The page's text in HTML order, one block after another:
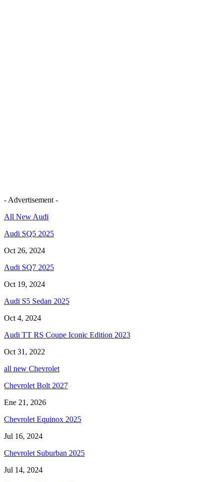
- Advertisement -
All New Audi
Audi SQ5 2025
Oct 26, 2024
Audi SQ7 2025
Oct 19, 2024
Audi S5 Sedan 2025
Oct 4, 2024
Audi TT RS Coupe Iconic Edition 2023
Oct 31, 2022
all new Chevrolet
Chevrolet Bolt 2027
Ene 21, 2026
Chevrolet Equinox 2025
Jul 16, 2024
Chevrolet Suburban 2025
Jul 14, 2024